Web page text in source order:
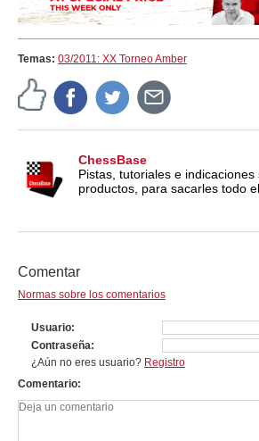
Temas: 03/2011: XX Torneo Amber
ChessBase
Pistas, tutoriales e
productos, para sacarles todo
Comentar
Normas sobre los comentarios
Usuario
Contraseña
¿Aún no eres usuario? Registro
Comentario